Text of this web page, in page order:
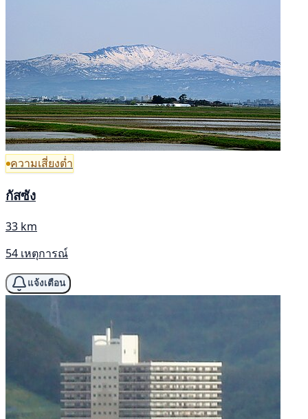
ความเสี่ยงต่ำ
กัสซัง
33 km
54 เหตุการณ์
แจ้งเตือน